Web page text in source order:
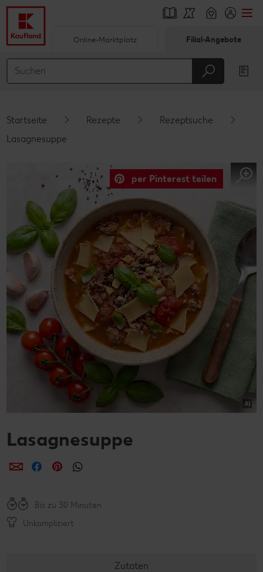
Hauptinhalt
Schwebender Seitenbereich
Online-Marktplatz Filial-Angebote
Startseite Rezepte
Rezeptsuche
Lasagnesuppe
per Pinterest teilen
Lasagnesuppe
per E-Mail teilen
per Facebook teilen
per Pinterest teilen
Bis zu 30 Minuten
Unkompliziert
Zutaten